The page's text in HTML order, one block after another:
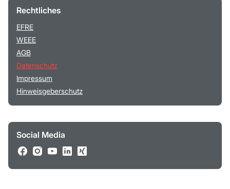
Rechtliches
EFRE
WEEE
AGB
Datenschutz
Impressum
Hinweisgeberschutz
Social Media